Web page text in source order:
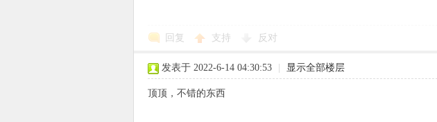
回复 支持 反对
发表于 2022-6-14 04:30:53 显示全部楼层
顶顶，不错的东西